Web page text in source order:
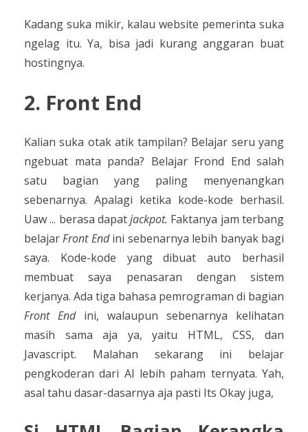
Kadang suka mikir, kalau website pemerinta suka
ngelag itu. Ya, bisa jadi kurang anggaran buat
hostingnya.
2. Front End
Kalian suka otak atik tampilan? Belajar seru yang
ngebuat mata panda? Belajar Frond End salah
satu bagian yang paling menyenangkan
sebenarnya. Apalagi ketika kode-kode berhasil.
Uaw ... berasa dapatjackpot. Faktanya jam terbang
belajarFront Endini sebenarnya lebih banyak bagi
saya. Kode-kode yang dibuat auto berhasil
membuat saya penasaran dengan sistem
kerjanya. Ada tiga bahasa pemrograman di bagian
Front End ini, walaupun sebenarnya kelihatan
masih sama aja ya, yaitu HTML, CSS, dan
Javascript. Malahan sekarang ini belajar
pengkoderan dari AI lebih paham ternyata. Yah,
asal tahu dasar-dasarnya aja pasti Its Okay juga,